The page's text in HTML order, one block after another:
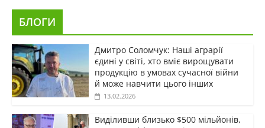
БЛОГИ
Дмитро Соломчук: Наші аграрії
єдині у світі, хто вміє вирощувати
продукцію в умовах сучасної війни
й може навчити цього інших
13.02.2026
Виділивши близько $500 мільйонів,